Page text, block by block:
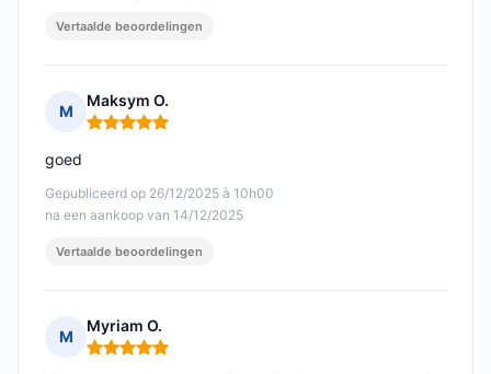
Vertaalde beoordelingen
M
Maksym O.
Opmerking: 5 van 5
Gepubliceerd op 26/12/2025 à 10h00
na een aankoop van 14/12/2025
goed
Vertaalde beoordelingen
M
Myriam O.
Opmerking: 5 van 5